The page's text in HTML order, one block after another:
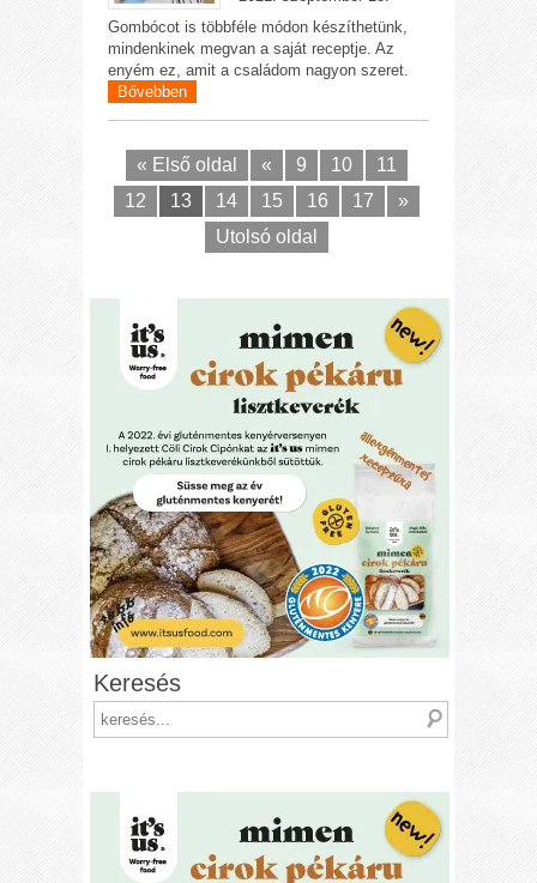
Gombócot is többféle módon készíthetünk,
mindenkinek megvan a saját receptje. Az
enyém ez, amit a családom nagyon szeret.
Bővebben
« Első oldal « 9 10
11
12
13 14 15 16 17
»
Utolsó oldal
Keresés